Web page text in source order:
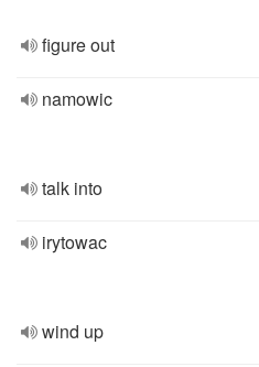
figure out
namowic
talk into
irytowac
wind up